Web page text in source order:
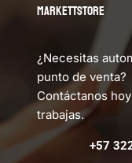
MARKETTSTORE
¿Necesitas
punto de venta?
Contáctanos
trabajas.
+57